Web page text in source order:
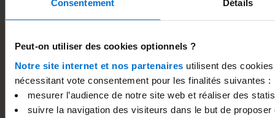
Consentement Détails
Peut-on utiliser des cookies optionnels ?
Notre site internet et nos partenaires utilisent des
nécessitant vote consentement pour les finalités suivantes :
mesurer l’audience de notre site web et réaliser des
suivre la navigation des visiteurs dans le but de
Nos guides pour vous
accompagner.